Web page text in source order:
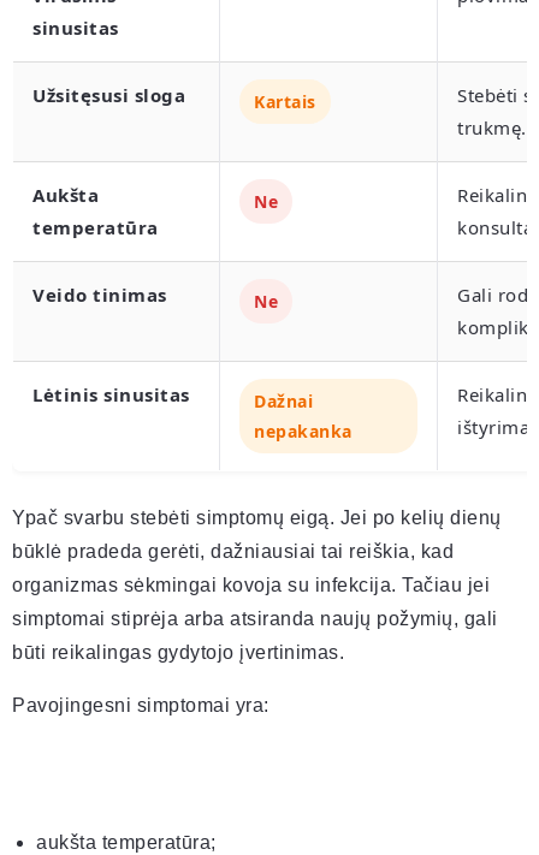
sinusitas
Užsitęsusi sloga Kartais
Stebėti
trukmę.
Aukšta
temperatūra
Ne
Veido tinimas Ne
Gali
Lėtinis sinusitas
Dažnai
nepakanka
Ypač svarbu stebėti simptomų eigą. Jei po kelių dienų
būklė pradeda gerėti, dažniausiai tai reiškia, kad
organizmas sėkmingai kovoja su infekcija. Tačiau jei
simptomai stiprėja arba atsiranda naujų požymių, gali
būti reikalingas gydytojo įvertinimas.
Pavojingesni simptomai yra:
aukšta temperatūra;